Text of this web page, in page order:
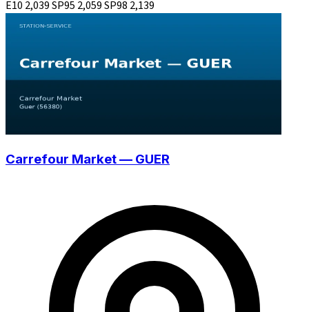
E10 2,039SP95 2,059SP98 2,139
Carrefour Market — GUER